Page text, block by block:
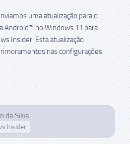
uma atualização para o
Android™ no Windows 11 para
Insider. Esta atualização
nas configurações
da Silva
Insider